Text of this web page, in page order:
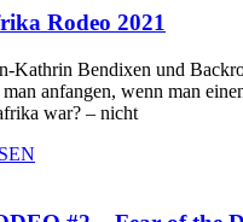
Rodeo 2021
Kathrin Bendixen und
anfangen, wenn man
war? – nicht